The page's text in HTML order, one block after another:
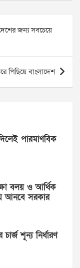
জন্য সবচেয়ে
পিছিয়ে বাংলাদেশ
পারমাণবিক
বলয় ও আর্থিক
আনবে সরকার
শূন্য নির্ধারণ